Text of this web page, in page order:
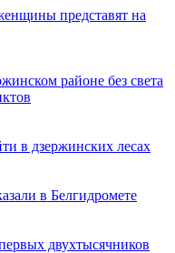
представят на
районе без света
в дзержинских лесах
в Белгидромете
двухтысячников